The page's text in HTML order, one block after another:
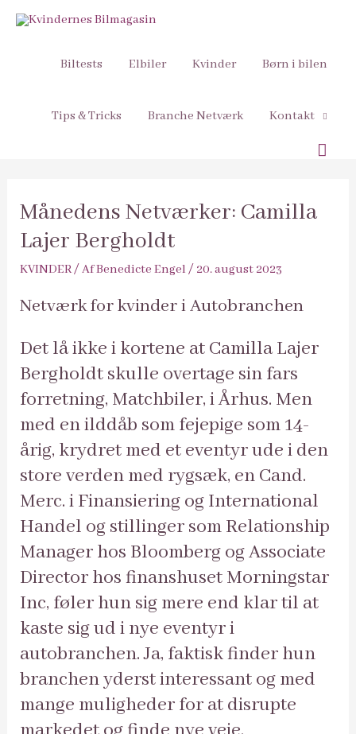
Biltests Elbiler Kvinder Børn i bilen
Tips & Tricks Branche Netværk Kontakt
Søg
Månedens Netværker: Camilla
Lajer Bergholdt
KVINDER/ AfBenedicte Engel / 20. august 2023
Netværk for kvinder i Autobranchen
Det lå ikke i kortene at Camilla Lajer
Bergholdt skulle overtage sin fars
forretning, Matchbiler, i Århus. Men
med en ilddåb som fejepige som 14-
årig, krydret med et eventyr ude i den
store verden med rygsæk, en Cand.
Merc. i Finansiering og International
Handel og stillinger som Relationship
Manager hos Bloomberg og Associate
Director hos finanshuset Morningstar
Inc, føler hun sig mere end klar til at
kaste sig ud i nye eventyr i
autobranchen. Ja, faktisk finder hun
branchen yderst interessant og med
mange muligheder for at disrupte